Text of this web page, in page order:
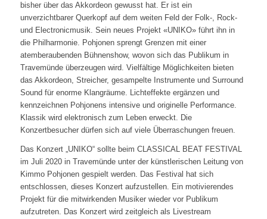
bisher über das Akkordeon gewusst hat. Er ist ein
unverzichtbarer Querkopf auf dem weiten Feld der Folk-, Rock-
und Electronicmusik. Sein neues Projekt «UNIKO» führt ihn in
die Philharmonie. Pohjonen sprengt Grenzen mit einer
atemberaubenden Bühnenshow, wovon sich das Publikum in
Travemünde überzeugen wird. Vielfältige Möglichkeiten bieten
das Akkordeon, Streicher, gesampelte Instrumente und Surround
Sound für enorme Klangräume. Lichteffekte ergänzen und
kennzeichnen Pohjonens intensive und originelle Performance.
Klassik wird elektronisch zum Leben erweckt. Die
Konzertbesucher dürfen sich auf viele Überraschungen freuen.
Das Konzert „UNIKO“ sollte beim CLASSICAL BEAT FESTIVAL
im Juli 2020 in Travemünde unter der künstlerischen Leitung von
Kimmo Pohjonen gespielt werden. Das Festival hat sich
entschlossen, dieses Konzert aufzustellen. Ein motivierendes
Projekt für die mitwirkenden Musiker wieder vor Publikum
aufzutreten. Das Konzert wird zeitgleich als Livestream